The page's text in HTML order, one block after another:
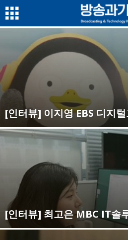
[인터뷰] 이지영 EBS 디지
[인터뷰] 최고은 MBC IT솔